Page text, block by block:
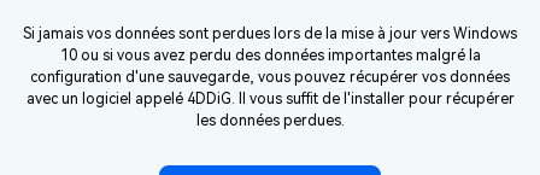
Si jamais vos données sont perdues lors de la mise à jour vers Windows
10 ou si vous avez perdu des données importantes malgré la
configuration d'une sauvegarde, vous pouvez récupérer vos données
avec un logiciel appelé 4DDiG. Il vous suffit de l'installer pour récupérer
les données perdues.